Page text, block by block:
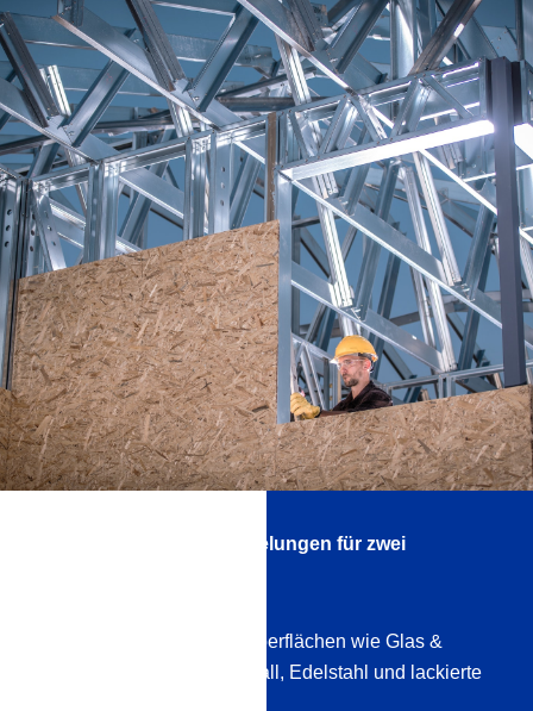
Es gibt Universalversiegelungen für zwei
nicht saugende/ harte Oberflächen wie Glas &
Keramik, Kunststoff, Metall, Edelstahl und lackierte